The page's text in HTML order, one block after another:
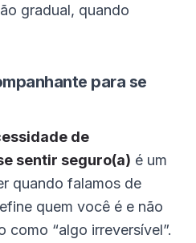
gradual, quando
para se
de
sentir seguro(a) é um
quando falamos de
quem você é e não
como “algo irreversível”.